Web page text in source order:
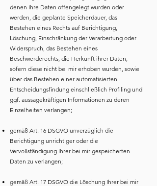
denen Ihre Daten offengelegt wurden oder
werden, die geplante Speicherdauer, das
Bestehen eines Rechts auf Berichtigung,
Löschung, Einschränkung der Verarbeitung oder
Widerspruch, das Bestehen eines
Beschwerderechts, die Herkunft ihrer Daten,
sofern diese nicht bei mir erhoben wurden, sowie
über das Bestehen einer automatisierten
Entscheidungsfindung einschließlich Profiling und
ggf. aussagekräftigen Informationen zu deren
Einzelheiten verlangen;
gemäß Art. 16 DSGVO unverzüglich die
Berichtigung unrichtiger oder die
Vervollständigung Ihrer bei mir gespeicherten
Daten zu verlangen;
gemäß Art. 17 DSGVO die Löschung Ihrer bei mir